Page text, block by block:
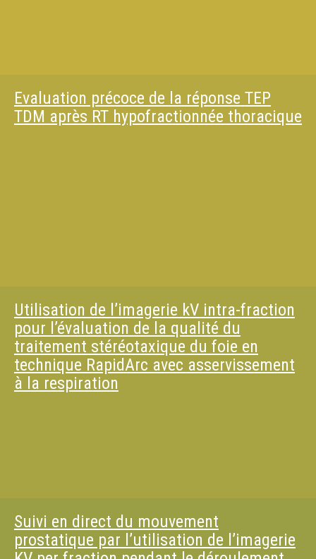
Evaluation précoce de la réponse TEP
TDM après RT hypofractionnée thoracique
Utilisation de l’imagerie kV intra-fraction
pour l’évaluation de la qualité du
traitement stéréotaxique du foie en
technique RapidArc avec asservissement
à la respiration
Suivi en direct du mouvement
prostatique par l’utilisation de l’imagerie